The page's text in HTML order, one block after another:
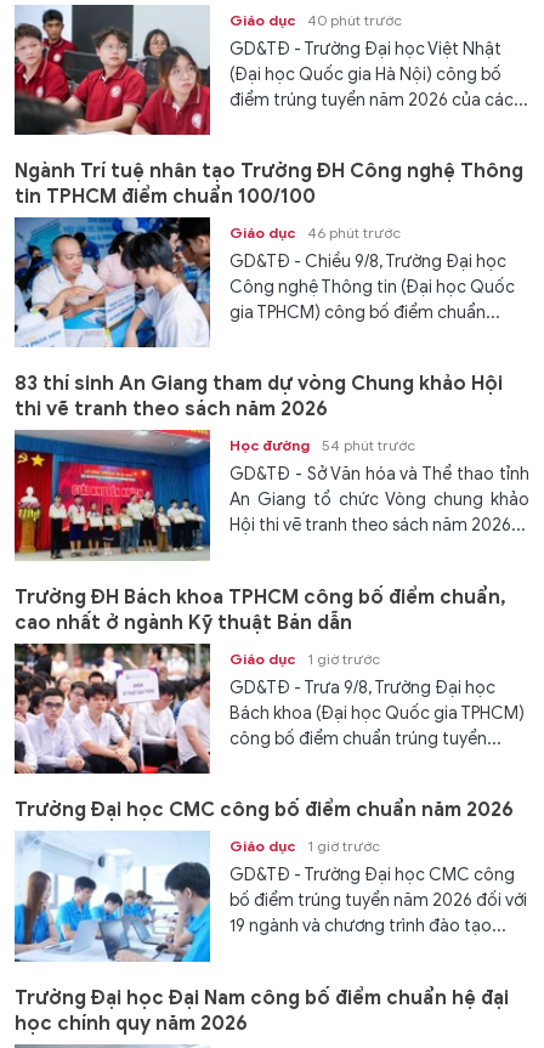
Giáo dục 40 phút trước
GD&TĐ - Trường Đại học Việt Nhật
(Đại học Quốc gia Hà Nội) công bố
điểm trúng tuyển năm 2026 của các...
Ngành Trí tuệ nhân tạo Trường ĐH Công nghệ Thông
tin TPHCM điểm chuẩn 100/100
Giáo dục 46 phút trước
GD&TĐ - Chiều 9/8, Trường Đại học
Công nghệ Thông tin (Đại học Quốc
gia TPHCM) công bố điểm chuẩn...
83 thí sinh An Giang tham dự vòng Chung khảo Hội
thi vẽ tranh theo sách năm 2026
Học đường 54 phút trước
GD&TĐ - Sở Văn hóa và Thể thao tỉnh
An Giang tổ chức Vòng chung khảo
Hội thi vẽ tranh theo sách năm 2026...
Trường ĐH Bách khoa TPHCM công bố điểm chuẩn,
cao nhất ở ngành Kỹ thuật Bán dẫn
Giáo dục 1 giờ trước
GD&TĐ - Trưa 9/8, Trường Đại học
Bách khoa (Đại học Quốc gia TPHCM)
công bố điểm chuẩn trúng tuyển...
Trường Đại học CMC công bố điểm chuẩn năm 2026
Giáo dục 1 giờ trước
GD&TĐ - Trường Đại học CMC công
bố điểm trúng tuyển năm 2026 đối với
19 ngành và chương trình đào tạo...
Trường Đại học Đại Nam công bố điểm chuẩn hệ đại
học chính quy năm 2026